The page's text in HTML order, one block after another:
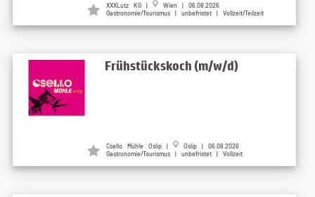
XXXLutz KG |
Wien | 06.08.2026
Gastronomie/Tourismus | unbefristet | Vollzeit/Teilzeit
Frühstückskoch (m/w/d)
Csello Mühle Oslip |
Oslip | 06.08.2026
Gastronomie/Tourismus | unbefristet | Vollzeit